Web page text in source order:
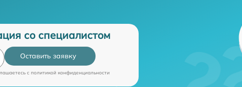
со специалистом
Оставить заявку
c политикой конфиденциальности